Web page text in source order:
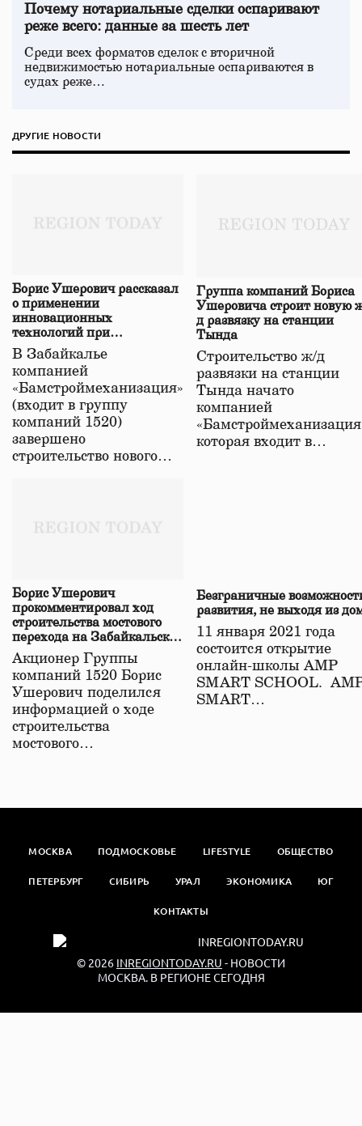
Почему нотариальные сделки оспаривают
реже всего: данные за шесть лет
Среди всех форматов сделок с вторичной
недвижимостью нотариальные оспариваются в
судах реже…
ДРУГИЕ НОВОСТИ
Борис Ушерович рассказал
о применении
инновационных
технологий при
строительстве нового моста
в Забайкалье
В Забайкалье
компанией
«Бамстроймеханизация»
(входит в группу
компаний 1520)
завершено
строительство нового…
Группа компаний Бориса
Ушеровича строит новую
д развязку на станции
Тында
Строительство ж/д
развязки на станции
Тында начато
компанией
которая входит в…
Борис Ушерович
прокомментировал ход
строительства мостового
перехода на Забайкальской
железной дороге
Акционер Группы
компаний 1520 Борис
Ушерович поделился
информацией о ходе
строительства
мостового…
Безграничные
развития, не выходя из
11 января 2021 года
состоится открытие
онлайн-школы АМР
SMART SCHOOL.
SMART…
МОСКВА ПОДМОСКОВЬЕ LIFESTYLE ОБЩЕСТВО
ПЕТЕРБУРГ СИБИРЬ УРАЛ ЭКОНОМИКА ЮГ
КОНТАКТЫ
© 2026 INREGIONTODAY.RU - НОВОСТИ
МОСКВА. В РЕГИОНЕ СЕГОДНЯ